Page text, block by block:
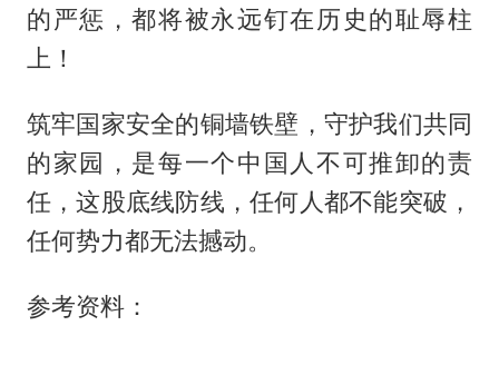
的严惩，都将被永远钉在历史的耻辱柱
上！
筑牢国家安全的铜墙铁壁，守护我们共同
的家园，是每一个中国人不可推卸的责
任，这股底线防线，任何人都不能突破，
任何势力都无法撼动。
参考资料：